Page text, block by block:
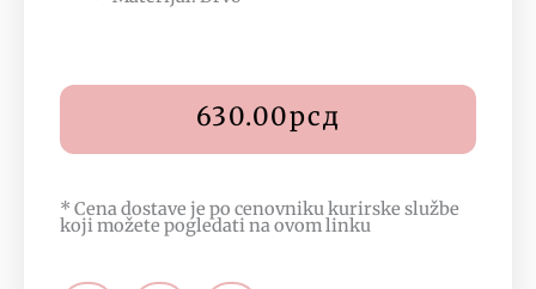
630.00рсд
* Cena dostave je po cenovniku kurirske službe
koji možete pogledati naovom linku